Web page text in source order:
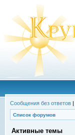
Сообщения без ответов |
Список форумов
Активные темы